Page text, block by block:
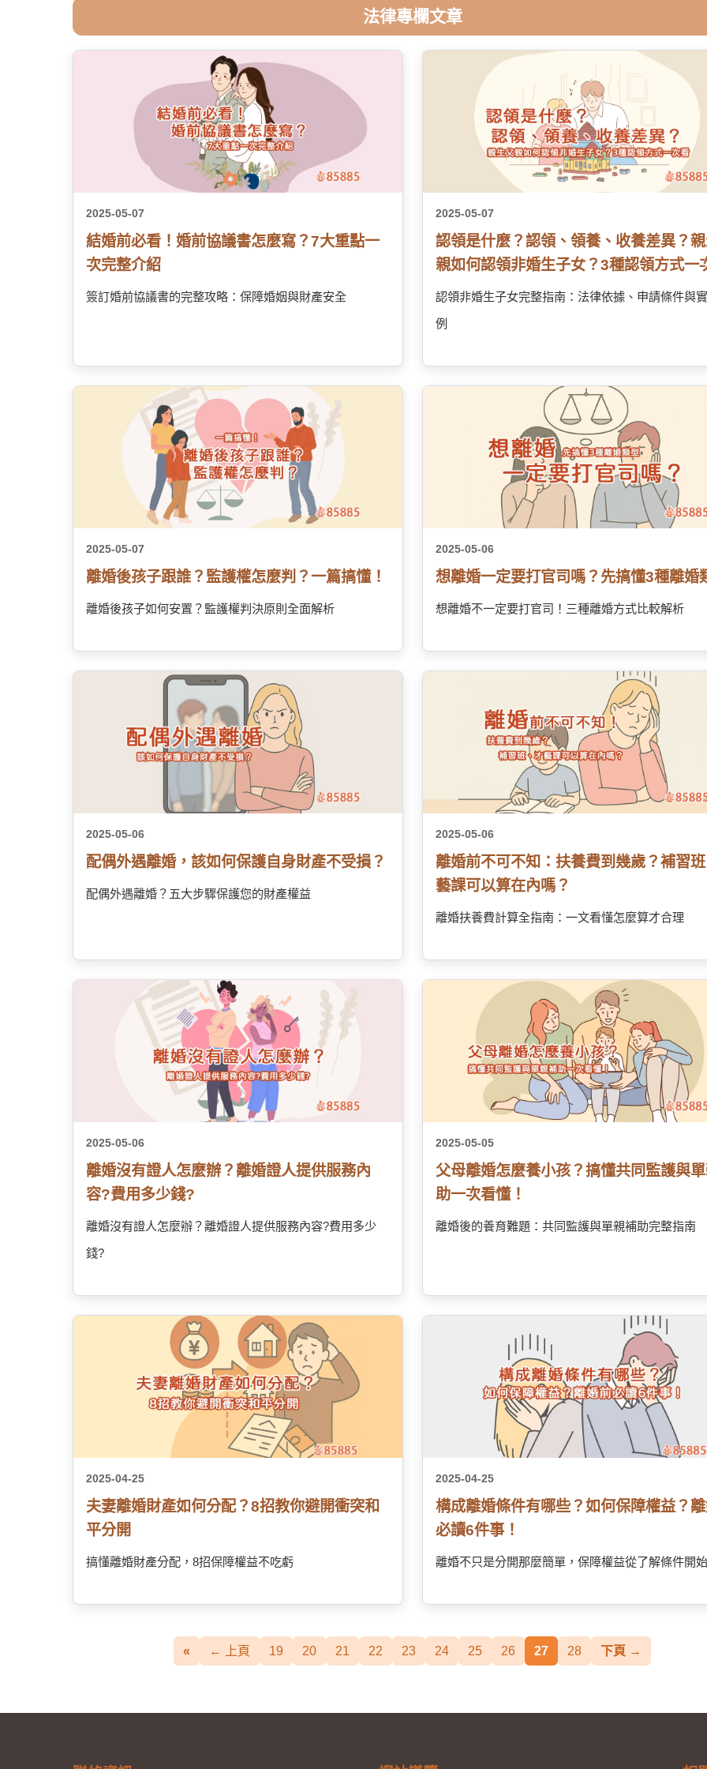
法律專欄文章
2025-05-07
結婚前必看！婚前協議書怎麼寫？7大重點一
次完整介紹
簽訂婚前協議書的完整攻略：保障婚姻與財產安全
2025-05-07
認領是什麼？認領、領養、收養差異？
親如何認領非婚生子女？3種認領方式一
認領非婚生子女完整指南：法律依據、申請條件與
例
2025-05-07
離婚後孩子跟誰？監護權怎麼判？一篇搞懂！
離婚後孩子如何安置？監護權判決原則全面解析
2025-05-06
想離婚一定要打官司嗎？先搞懂3種離婚
想離婚不一定要打官司！三種離婚方式比較解析
2025-05-06
配偶外遇離婚，該如何保護自身財產不受損？
配偶外遇離婚？五大步驟保護您的財產權益
2025-05-06
離婚前不可不知：扶養費到幾歲？補習
藝課可以算在內嗎？
離婚扶養費計算全指南：一文看懂怎麼算才合理
2025-05-06
離婚沒有證人怎麼辦？離婚證人提供服務內
容?費用多少錢?
離婚沒有證人怎麼辦？離婚證人提供服務內容?費用多少
錢?
2025-05-05
父母離婚怎麼養小孩？搞懂共同監護與
助一次看懂！
離婚後的養育難題：共同監護與單親補助完整指南
2025-04-25
夫妻離婚財產如何分配？8招教你避開衝突和
平分開
搞懂離婚財產分配，8招保障權益不吃虧
2025-04-25
構成離婚條件有哪些？如何保障權益？
必讀6件事！
離婚不只是分開那麼簡單，保障權益從了解條件開始
« ← 上頁 19 20 21 22 23 24 25 26 27 28 下頁 →